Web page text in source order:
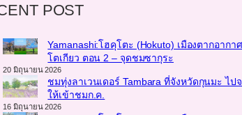
POST
Yamanashi:โฮคุโตะ (Hokuto) เมืองตากอาก
โตเกียว ตอน 2 – จุดชมซากุระ
20 มิถุนายน 2026
ชมทุ่งลาเวนเดอร์ Tambara ที่จังหวัดกุนมะ ไป
ให้เข้าชมก.ค.
16 มิถุนายน 2026